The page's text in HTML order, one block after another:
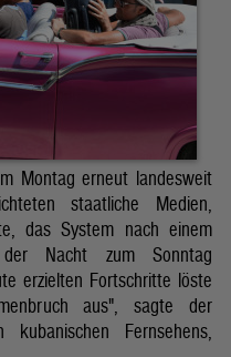
Montag erneut landesweit
staatliche Medien,
das System nach einem
Nacht zum Sonntag
erzielten Fortschritte löste
aus", sagte der
Fernsehens,